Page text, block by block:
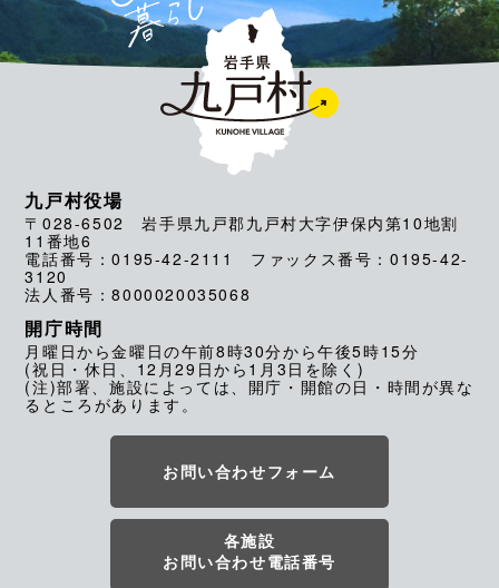
九戸村役場
〒028-6502 岩手県九戸郡九戸村大字伊保内第10地割
11番地6
電話番号：0195-42-2111 ファックス番号：0195-42-
3120
法人番号：8000020035068
開庁時間
月曜日から金曜日の午前8時30分から午後5時15分
(祝日・休日、12月29日から1月3日を除く)
(注)部署、施設によっては、開庁・開館の日・時間が異な
るところがあります。
お問い合わせフォーム
各施設
お問い合わせ電話番号